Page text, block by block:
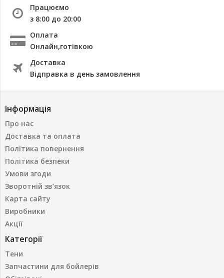
Працюємо
з 8:00 до 20:00
Оплата
Онлайн,готівкою
Доставка
Відправка в день замовлення
Інформація
Про нас
Доставка та оплата
Політика повернення
Політика безпеки
Умови згоди
Зворотній зв’язок
Карта сайту
Виробники
Акції
Категорії
Тени
Запчастини для бойлерів